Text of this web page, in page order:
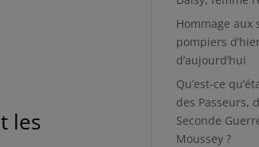
les
Hommage aux
pompiers
d’aujourd’hui
Qu’est-ce
des Passeurs,
Seconde
Moussey ?